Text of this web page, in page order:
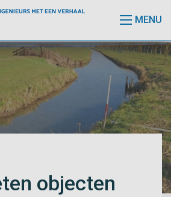
MENU
objecten